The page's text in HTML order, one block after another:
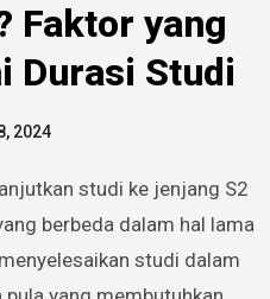
Faktor yang
Durasi Studi
2024
berbeda dalam hal lama
studi dalam